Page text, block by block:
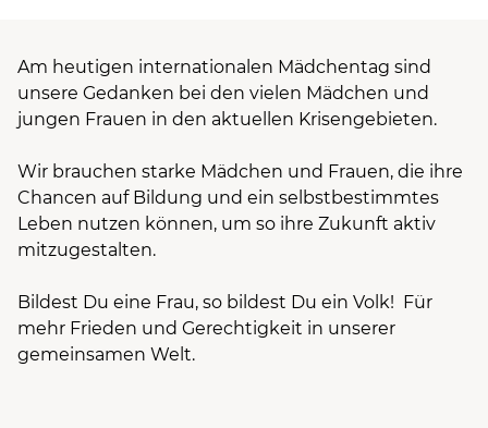
Am heutigen internationalen Mädchentag sind
unsere Gedanken bei den vielen Mädchen und
jungen Frauen in den aktuellen Krisengebieten.
Wir brauchen starke Mädchen und Frauen, die ihre
Chancen auf Bildung und ein selbstbestimmtes
Leben nutzen können, um so ihre Zukunft aktiv
mitzugestalten.
Bildest Du eine Frau, so bildest Du ein Volk! Für
mehr Frieden und Gerechtigkeit in unserer
gemeinsamen Welt.